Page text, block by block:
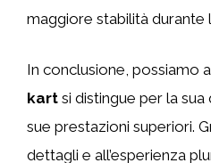
maggiore stabilità durante
In conclusione, possiamo
kart si distingue per la
sue prestazioni superiori.
dettagli e all’esperienza